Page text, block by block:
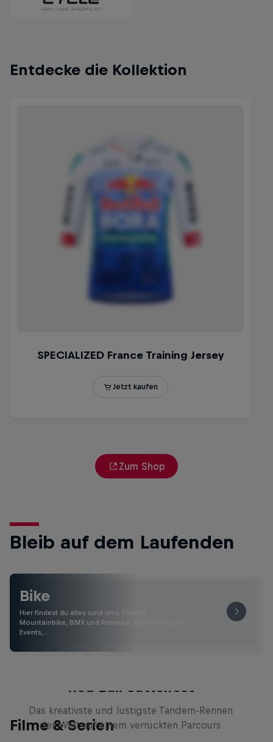
Entdecke die Kollektion
Zum Shop
Bleib auf dem Laufenden
Bike
Hier findest du alles rund ums Thema
Mountainbike, BMX und Rennrad: Spannende Live-
Events, …
Filme & Serien
Red Bull Sattelfest
Das kreativste und lustigste Tandem-Rennen
der Welt auf einem verrückten Parcours